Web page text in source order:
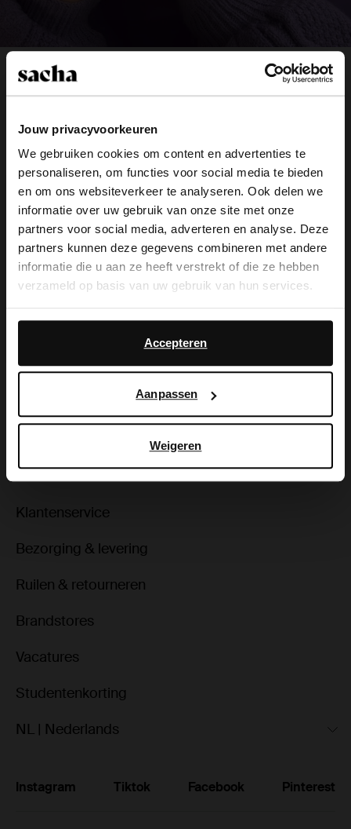
Jouw privacyvoorkeuren
We gebruiken cookies om content en advertenties te
personaliseren, om functies voor social media te bieden
en om ons websiteverkeer te analyseren. Ook delen we
informatie over uw gebruik van onze site met onze
partners voor social media, adverteren en analyse. Deze
partners kunnen deze gegevens combineren met andere
informatie die u aan ze heeft verstrekt of die ze hebben
verzameld op basis van uw gebruik van hun services.
Daarnaast werken wij samen met Google voor
advertentie- en meetdoeleinden. Meer informatie over
hoe Google uw persoonsgegevens gebruikt, vindt u op
Accepteren
Aanpassen
Weigeren
4 easy steps to fashionable
Blitsbee nails:
Choose your favorite design.
Select your specific nail design for
each nail. Stirr things up and
change between 1 up to 10 nails!
Stick on nail wrap.
File and remove excess wrap
material and you're ready!
Shop Blitsbee nail art
Over Sacha
Klantenservice
Bezorging & levering
Ruilen & retourneren
Brandstores
Vacatures
Studentenkorting
NL | Nederlands
Instagram Tiktok Facebook Pinterest
×
View this website in English?
It looks like your language isn't Dutch. Would
you like to switch to English?
English
No, stay in Dutch